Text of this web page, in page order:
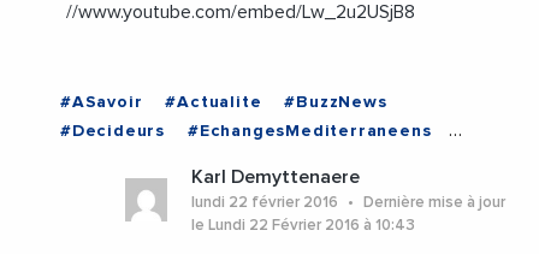
//www.youtube.com/embed/Lw_2u2USjB8
#ASavoir #Actualite
#BuzzNews
#Decideurs
#EchangesMediterraneens
#PhotosEtVideos
#Politique
Karl Demyttenaere
lundi 22 février 2016
Dernière mise à jour
le Lundi 22 Février 2016 à 10:43